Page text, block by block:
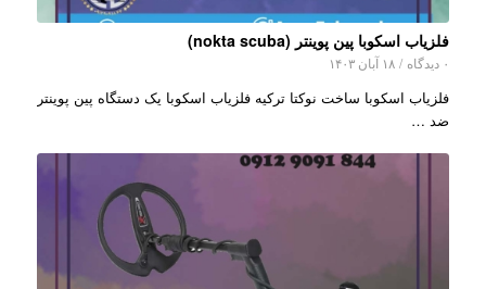
فلزیاب اسکوبا پین پوینتر (nokta scuba)
۰ دیدگاه / ۱۸ آبان ۱۴۰۳
فلزیاب اسکوبا ساخت نوکتا ترکیه فلزیاب اسکوبا یک دستگاه پین پوینتر
ضد …